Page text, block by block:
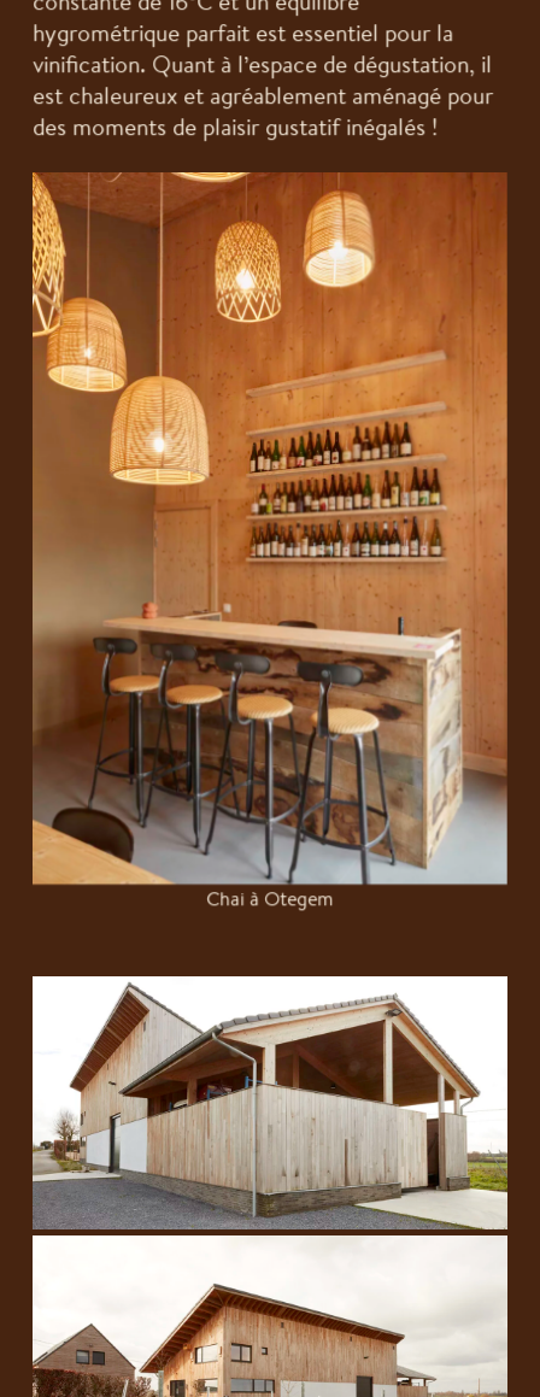
hygrométrique parfait est essentiel pour la
vinification. Quant à l’espace de dégustation, il
est chaleureux et agréablement aménagé pour
des moments de plaisir gustatif inégalés !
Chai à Otegem
Chai à Otegem